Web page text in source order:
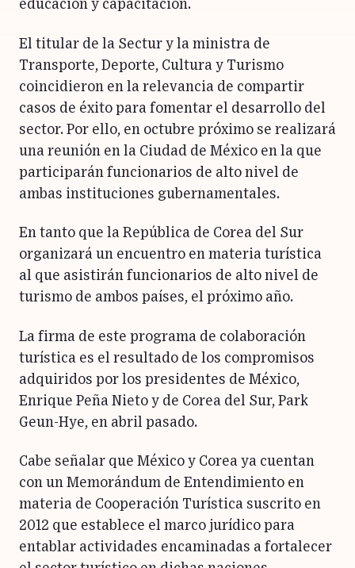
educación y capacitación.
El titular de la Sectur y la ministra de
Transporte, Deporte, Cultura y Turismo
coincidieron en la relevancia de compartir
casos de éxito para fomentar el desarrollo del
sector. Por ello, en octubre próximo se realizará
una reunión en la Ciudad de México en la que
participarán funcionarios de alto nivel de
ambas instituciones gubernamentales.
En tanto que la República de Corea del Sur
organizará un encuentro en materia turística
al que asistirán funcionarios de alto nivel de
turismo de ambos países, el próximo año.
La firma de este programa de colaboración
turística es el resultado de los compromisos
adquiridos por los presidentes de México,
Enrique Peña Nieto y de Corea del Sur, Park
Geun-Hye, en abril pasado.
Cabe señalar que México y Corea ya cuentan
con un Memorándum de Entendimiento en
materia de Cooperación Turística suscrito en
2012 que establece el marco jurídico para
entablar actividades encaminadas a fortalecer